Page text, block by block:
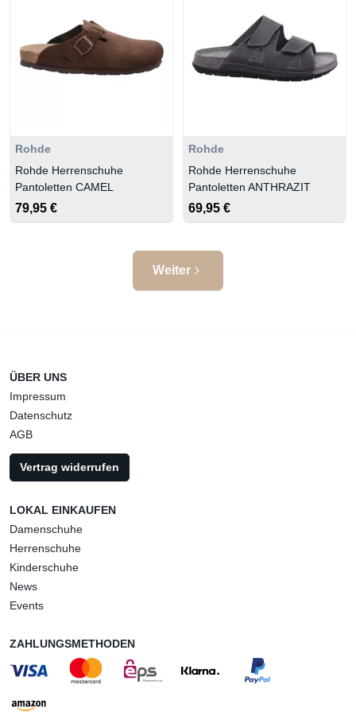
Rohde
Rohde Herrenschuhe
Pantoletten CAMEL
79,95 €
Rohde
Rohde Herrenschuhe
Pantoletten ANTHRAZIT
69,95 €
Weiter
ÜBER UNS
Impressum
Datenschutz
AGB
Vertrag widerrufen
LOKAL EINKAUFEN
Damenschuhe
Herrenschuhe
Kinderschuhe
News
Events
ZAHLUNGSMETHODEN